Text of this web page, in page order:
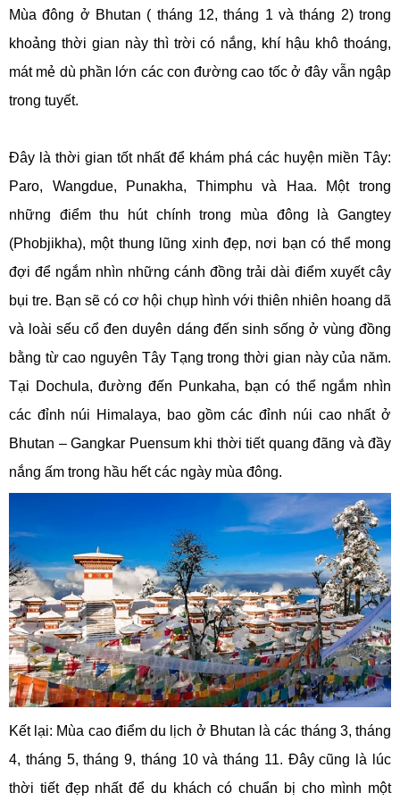
Mùa đông ở Bhutan ( tháng 12, tháng 1 và tháng 2) trong
khoảng thời gian này thì trời có nắng, khí hậu khô thoáng,
mát mẻ dù phần lớn các con đường cao tốc ở đây vẫn ngập
trong tuyết.
Đây là thời gian tốt nhất để khám phá các huyện miền Tây:
Paro, Wangdue, Punakha, Thimphu và Haa. Một trong
những điểm thu hút chính trong mùa đông là Gangtey
(Phobjikha), một thung lũng xinh đẹp, nơi bạn có thể mong
đợi để ngắm nhìn những cánh đồng trải dài điểm xuyết cây
bụi tre. Bạn sẽ có cơ hội chụp hình với thiên nhiên hoang dã
và loài sếu cổ đen duyên dáng đến sinh sống ở vùng đồng
bằng từ cao nguyên Tây Tạng trong thời gian này của năm.
Tại Dochula, đường đến Punkaha, bạn có thể ngắm nhìn
các đỉnh núi Himalaya, bao gồm các đỉnh núi cao nhất ở
Bhutan – Gangkar Puensum khi thời tiết quang đãng và đầy
nắng ấm trong hầu hết các ngày mùa đông.
Kết lại: Mùa cao điểm du lịch ở Bhutan là các tháng 3, tháng
4, tháng 5, tháng 9, tháng 10 và tháng 11. Đây cũng là lúc
thời tiết đẹp nhất để du khách có chuẩn bị cho mình một